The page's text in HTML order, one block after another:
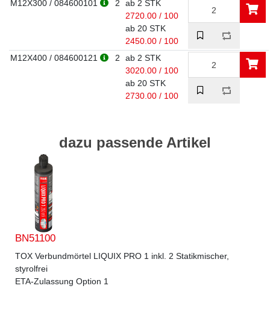
M12X300 / 084600101 2
ab 2 STK
2720.00 / 100
ab 20 STK
2450.00 / 100
M12X400 / 084600121
2
ab 2 STK
3020.00 / 100
ab 20 STK
2730.00 / 100
dazu passende Artikel
BN51100
TOX Verbundmörtel LIQUIX PRO 1 inkl. 2 Statikmischer,
styrolfrei
ETA-Zulassung Option 1